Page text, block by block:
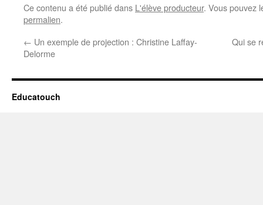
Ce contenu a été publié dans L'élève producteur. Vous pouvez
permalien.
← Un exemple de projection : Christine Laffay-
Delorme
Qui se
Educatouch